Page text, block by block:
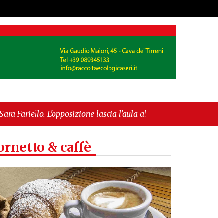
lascia l'aula al momento del voto" -
& caffè